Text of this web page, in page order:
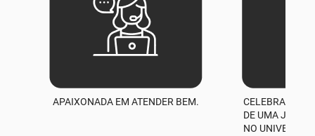
APAIXONADA EM ATENDER BEM.
CELEBRAMOS
DE UMA
NO UNIVERSO